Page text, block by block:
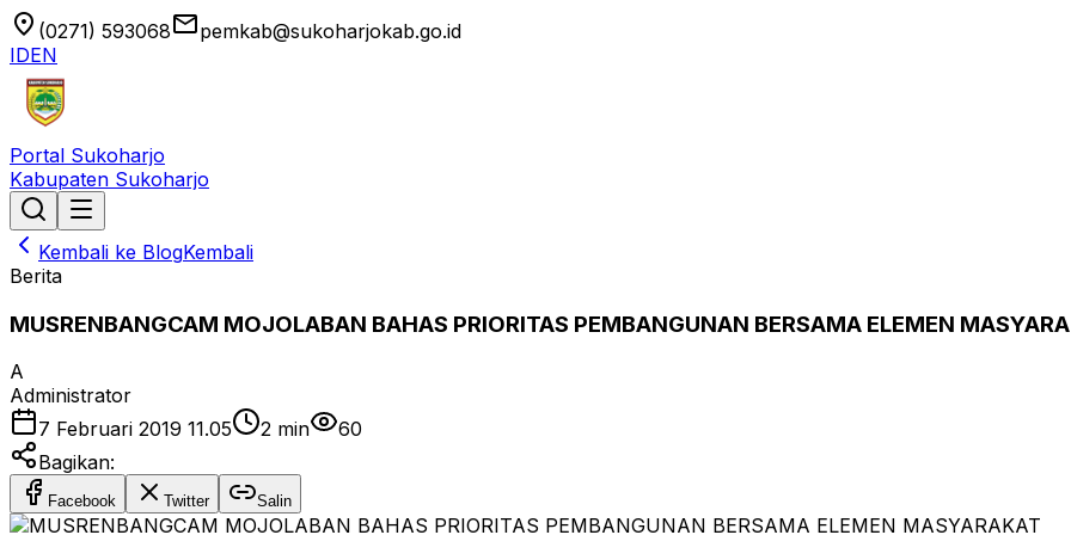
location_on (0271) 593068emailpemkab@sukoharjokab.go.id
IDEN
Portal Sukoharjo
Kabupaten Sukoharjo
Kembali ke BlogKembali
Berita
MUSRENBANGCAM MOJOLABAN BAHAS PRIORITAS PEMBANGUNAN BERSAMA ELEMEN
A
Administrator
7 Februari 2019 11.05
2 min
60
Bagikan:
Facebook Twitter Salin